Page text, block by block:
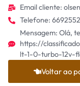
Email cliente:
Telefone:
Mensagem: Olá,
https://
lt-1-0-turbo-12v-
Voltar ao